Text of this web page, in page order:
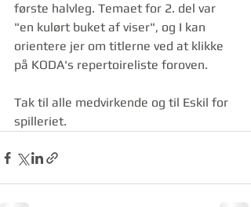
første halvleg. Temaet for 2. del var
"en kulørt buket af viser", og I kan
orientere jer om titlerne ved at klikke
på KODA's repertoireliste foroven.
Tak til alle medvirkende og til Eskil for
spilleriet.